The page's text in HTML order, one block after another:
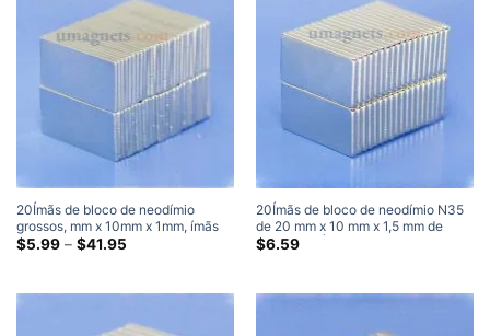
20Ímãs de bloco de neodímio
grossos, mm x 10mm x 1mm, ímãs
retangulares fortes de terras raras
$5.99 – $41.95Faixa
20Ímãs de bloco de neodímio N35
de 20 mm x 10 mm x 1,5 mm de
espessura Ímãs super fortes
$6.59